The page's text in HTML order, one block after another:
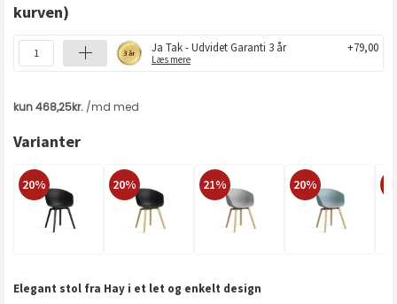
kurven)
Ja Tak - Udvidet Garanti 3 år
Læs mere
+79,00
Varianter
20% 20% 21% 20%
Elegant stol fra Hay i et let og enkelt design